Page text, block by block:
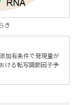
き
加有条件で発現量が
ける転写調節因子予